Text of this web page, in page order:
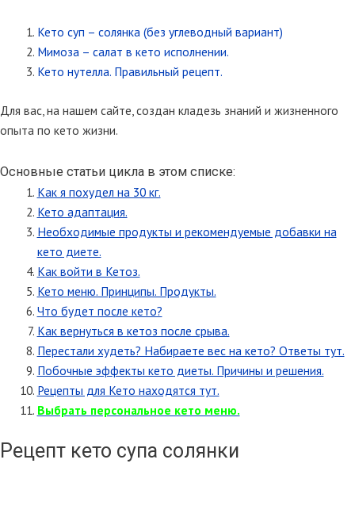
Кето суп – солянка (без углеводный вариант)
Мимоза – салат в кето исполнении.
Кето нутелла. Правильный рецепт.
Для вас, на нашем сайте, создан кладезь знаний и жизненного
опыта по кето жизни.
Основные статьи цикла в этом списке:
Как я похудел на 30 кг.
Кето адаптация.
Необходимые продукты и рекомендуемые добавки на
кето диете.
Как войти в Кетоз.
Кето меню. Принципы. Продукты.
Что будет после кето?
Как вернуться в кетоз после срыва.
Перестали худеть? Набираете вес на кето? Ответы тут.
Побочные эффекты кето диеты. Причины и решения.
Рецепты для Кето находятся тут.
Выбрать персональное кето меню.
Рецепт кето супа солянки